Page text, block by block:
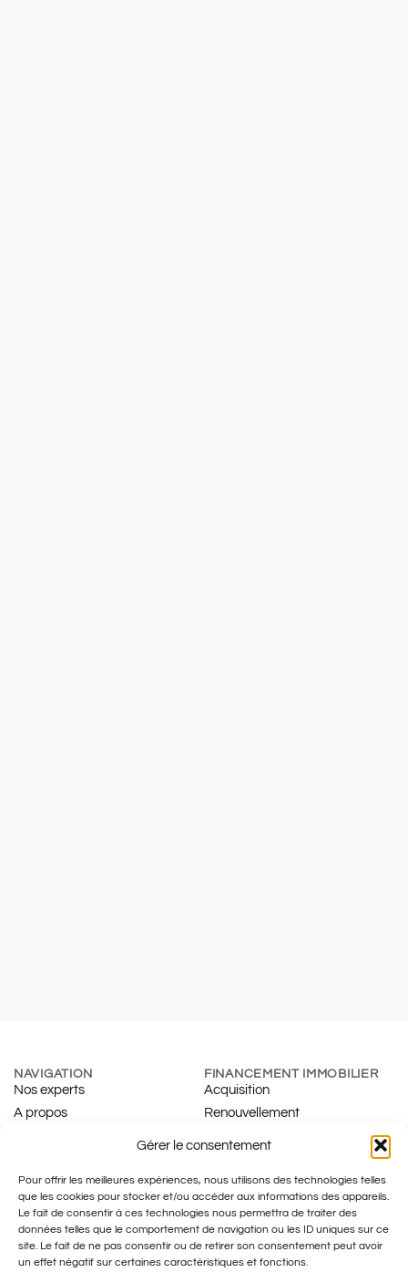
Gérer le consentement
Pour offrir les meilleures expériences, nous utilisons des technologies telles
que les cookies pour stocker et/ou accéder aux informations des appareils.
Le fait de consentir à ces technologies nous permettra de traiter des
données telles que le comportement de navigation ou les ID uniques sur ce
site. Le fait de ne pas consentir ou de retirer son consentement peut avoir
un effet négatif sur certaines caractéristiques et fonctions.
NAVIGATION
Nos experts
A propos
FINANCEMENT IMMOBILIER
Acquisition
Renouvellement
ASSURANCES & PME
Particuliers
Entreprises
FISCALITÉ
Fiduciaire
Family Office
Tax & Legal